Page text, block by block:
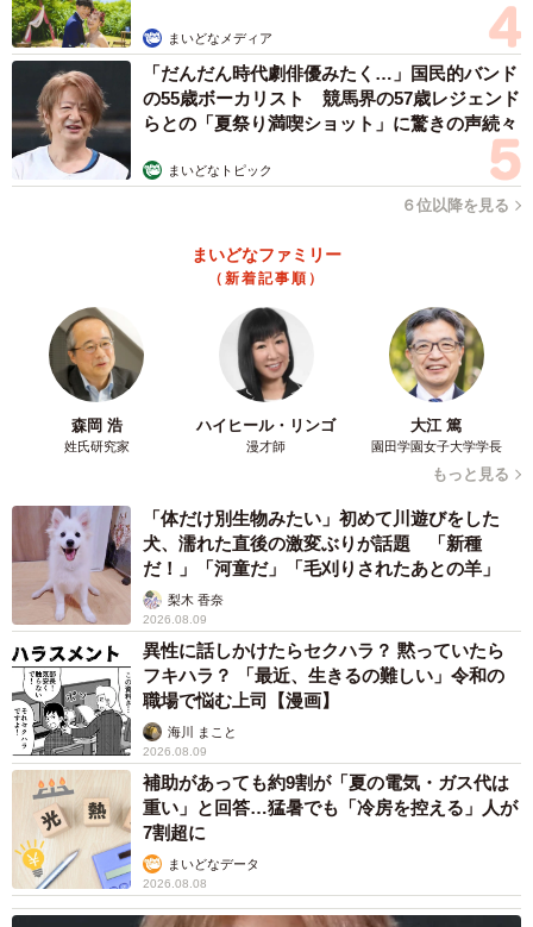
4/14
先住猫・こばんくん諸対面を果たしたこねぎくん（画像提供：ともさ
ん）
検査結果はすべて陰性。いよいよ先住猫たちと対面の時が
「大柄な黒猫の『こばん』は、“やんのかステップ”で威嚇す
るこねぎにかまわずじっと様子を見守り、小柄なサバ白猫
の『ぽんず』は、このとき体調が優れなかったため遠巻き
に見ているだけ。先住猫ふたりはおおらかに、こねぎを受
け入れてくれました」
やんちゃでパワフル！ 話題にことかかないこねぎ
くん
まいどなメディア
「だんだん時代劇俳優みたく…」国民的バンド
の55歳ボーカリスト 競馬界の57歳レジェンド
らとの「夏祭り満喫ショット」に驚きの声続々
まいどなトピック
６位以降を見る
まいどなファミリー
（新着記事順）
森岡 浩
姓氏研究家
ハイヒール・リンゴ
漫才師
大江 篤
園田学園女子大学学長
もっと見る
「体だけ別生物みたい」初めて川遊びをした
犬、濡れた直後の激変ぶりが話題 「新種
だ！」「河童だ」「毛刈りされたあとの羊」
梨木 香奈
2026.08.09
異性に話しかけたらセクハラ？ 黙っていたら
フキハラ？ 「最近、生きるの難しい」令和の
職場で悩む上司【漫画】
海川 まこと
2026.08.09
補助があっても約9割が「夏の電気・ガス代は
重い」と回答…猛暑でも「冷房を控える」人が
7割超に
まいどなデータ
2026.08.08